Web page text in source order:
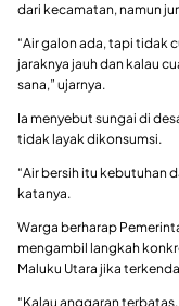
dari kecamatan, namun
“Air galon ada, tapi tidak
jaraknya jauh dan kalau
sana,” ujarnya.
Ia menyebut sungai di
tidak layak dikonsumsi.
“Air bersih itu kebutuhan
katanya.
Warga berharap
mengambil langkah
Maluku Utara jika
“Kalau anggaran